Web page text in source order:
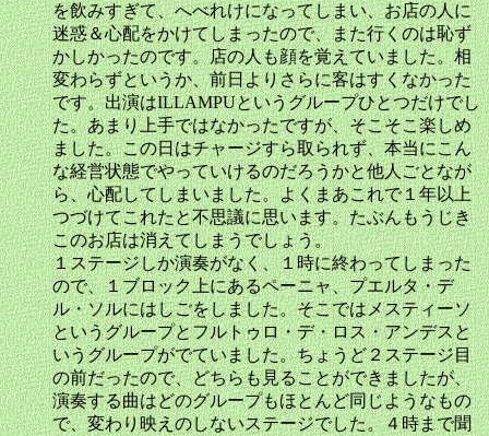
を飲みすぎて、へべれけになってしまい、お店の人に
迷惑＆心配をかけてしまったので、また行くのは恥ず
かしかったのです。店の人も顔を覚えていました。相
変わらずというか、前日よりさらに客はすくなかった
です。出演はILLAMPUというグループひとつだけでし
た。あまり上手ではなかったですが、そこそこ楽しめ
ました。この日はチャージすら取られず、本当にこん
な経営状態でやっていけるのだろうかと他人ごとなが
ら、心配してしまいました。よくまあこれで１年以上
つづけてこれたと不思議に思います。たぶんもうじき
このお店は消えてしまうでしょう。
１ステージしか演奏がなく、１時に終わってしまった
ので、１ブロック上にあるペーニャ、プエルタ・デ
ル・ソルにはしごをしました。そこではメスティーソ
というグループとフルトゥロ・デ・ロス・アンデスと
いうグループがでていました。ちょうど２ステージ目
の前だったので、どちらも見ることができましたが、
演奏する曲はどのグループもほとんど同じようなもの
で、変わり映えのしないステージでした。４時まで聞